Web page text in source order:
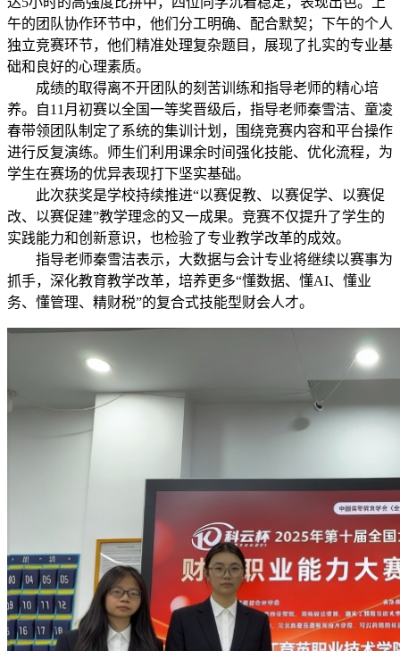
午的团队协作环节中，他们分工明确、配合默契；下午的个人
独立竞赛环节，他们精准处理复杂题目，展现了扎实的专业基
础和良好的心理素质。
成绩的取得离不开团队的刻苦训练和指导老师的精心培
养。自11月初赛以全国一等奖晋级后，指导老师秦雪洁、童凌
春带领团队制定了系统的集训计划，围绕竞赛内容和平台操作
进行反复演练。师生们利用课余时间强化技能、优化流程，为
学生在赛场的优异表现打下坚实基础。
此次获奖是学校持续推进“以赛促教、以赛促学、以赛促
改、以赛促建”教学理念的又一成果。竞赛不仅提升了学生的
实践能力和创新意识，也检验了专业教学改革的成效。
指导老师秦雪洁表示，大数据与会计专业将继续以赛事为
抓手，深化教育教学改革，培养更多“懂数据、懂AI、懂业
务、懂管理、精财税”的复合式技能型财会人才。